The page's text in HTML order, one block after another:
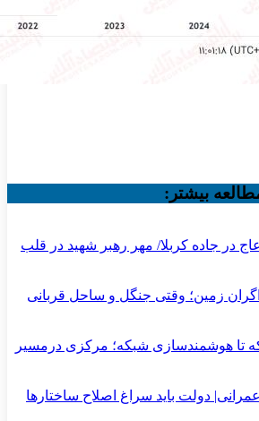
بیشتر:
عاج در جاده کربلا/ مهر رهبر شهید در قلب
زمین؛ وقتی جنگل و ساحل قربانی
شبکه تا هوشمندسازی شبکه؛ مرکزی درمسیر
دولت باید سراغ اصلاح ساختارها